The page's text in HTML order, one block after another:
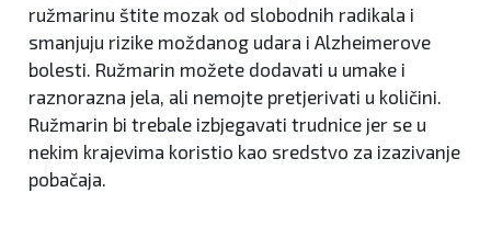
ružmarinu štite mozak od slobodnih radikala i
smanjuju rizike moždanog udara i Alzheimerove
bolesti. Ružmarin možete dodavati u umake i
raznorazna jela, ali nemojte pretjerivati u količini.
Ružmarin bi trebale izbjegavati trudnice jer se u
nekim krajevima koristio kao sredstvo za izazivanje
pobačaja.